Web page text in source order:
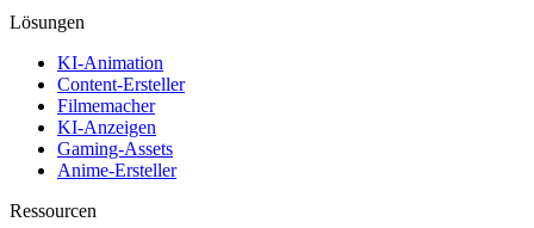
Lösungen
KI-Animation
Content-Ersteller
Filmemacher
KI-Anzeigen
Gaming-Assets
Anime-Ersteller
Ressourcen